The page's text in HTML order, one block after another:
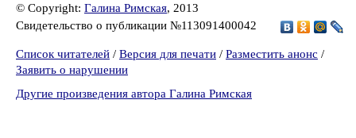
© Copyright: Галина Римская, 2013
Свидетельство о публикации №113091400042
Список читателей / Версия для печати / Разместить анонс /
Заявить о нарушении
Другие произведения автора Галина Римская